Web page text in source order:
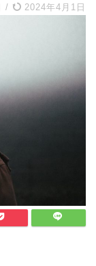
/ 2024年4月1日